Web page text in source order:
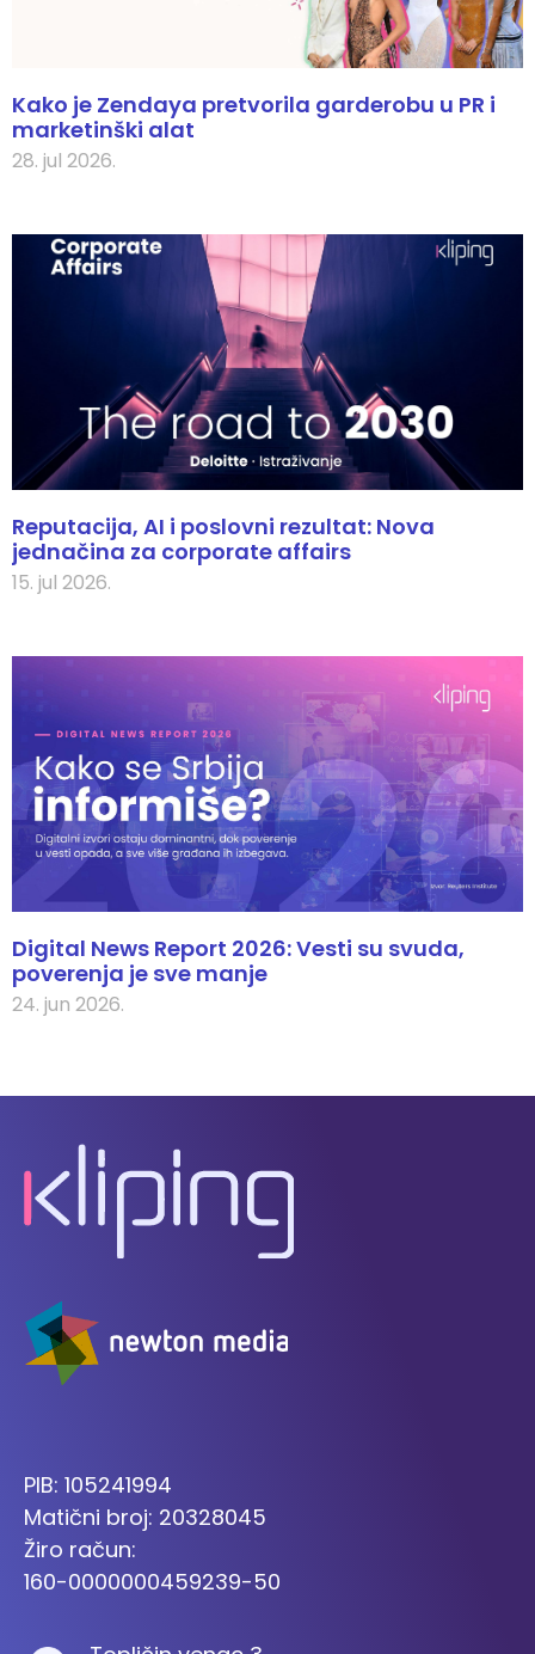
Kako je Zendaya pretvorila garderobu u PR i
marketinški alat
28. jul 2026.
Reputacija, AI i poslovni rezultat: Nova
jednačina za corporate affairs
15. jul 2026.
Digital News Report 2026: Vesti su svuda,
poverenja je sve manje
24. jun 2026.
PIB: 105241994
Matični broj: 20328045
Žiro račun:
160-0000000459239-50